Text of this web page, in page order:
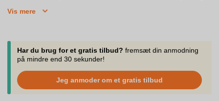
skabe en atmosfære, der både er indbydende og unik.
designs til moderne pyntegenstande, kan du finde noget for
enhver smag i vores sortiment. Vores udvalg af dekoration til
hjemmet omfatter også enkle og stilfulde boligtilbehør, der kan
til hjemmet kan være mere end bare dekoration; det kan være
prikken over i'et i din boligindretning.Udforsk vores sortiment af
dekorative produkter som vaser og lysestager i messing, skab en
Vis mere
Har du brug for et gratis tilbud? fremsæt din anmodning
på mindre end 30 sekunder!
Jeg anmoder om et gratis tilbud